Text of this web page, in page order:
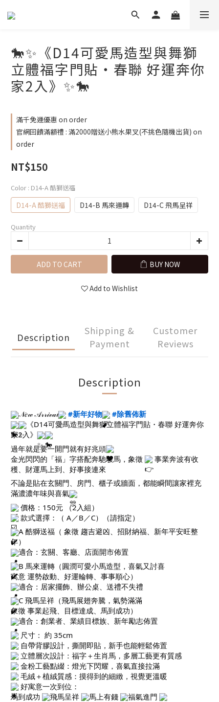
🐎✨《D14可愛馬造型與舞獅
立體福字門貼・春聯 好運奔你
家2入》✨🐎
滿千免運優惠 on order
官網回饋滿額禮 : 滿2000贈送小熊水果叉(不挑色隨機出貨) on
order
NT$150
Color : D14-A 酷獅送福
D14-A 酷獅送福 D14-B 馬來運轉 D14-C 飛馬呈祥
Quantity
ADD TO CART BUY NOW
Add to Wishlist
Description
Shipping &
Payment
Customer
Reviews
Description
𝒩𝑒𝓌 𝒜𝓇𝓇𝒾𝓋𝒶𝓁 #新年好物
#除舊佈新
《D14可愛馬造型與舞獅立體福字門貼・春聯 好運奔你
家2入》
過年就是要一開門就有好兆頭
金光閃閃的「福」字搭配奔馳駿馬，象徵
事業奔波有收
穫、財運馬上到、好事接連來
不論是貼在玄關門、房門、櫃子或牆面，都能瞬間讓家裡充
滿濃濃年味與喜氣
價格：150元 （2入組）
款式選擇：（ A／B／C）（請指定）
A 酷獅送福（ 象徵 趨吉避凶、招財納福、新年平安旺整
年）
適合：玄關、客廳、店面開市佈置
B 馬來運轉（圓潤可愛小馬造型，喜氣又討喜
寓意 運勢啟動、好運輪轉、事事順心）
適合：居家擺飾、辦公桌、送禮不失禮
C 飛馬呈祥（飛馬展翅奔騰，氣勢滿滿
象徵 事業起飛、目標達成、馬到成功）
適合：創業者、業績目標族、新年勵志佈置
尺寸： 約 35cm
自帶背膠設計，撕開即貼，新手也能輕鬆佈置
立體層次設計：福字＋生肖馬，多層工藝更有質感
金粉工藝點綴：燈光下閃耀，喜氣直接拉滿
毛絨＋植絨質感：摸得到的細緻，視覺更溫暖
好寓意一次到位：
馬到成功
飛馬呈祥 馬上有錢 福氣進門